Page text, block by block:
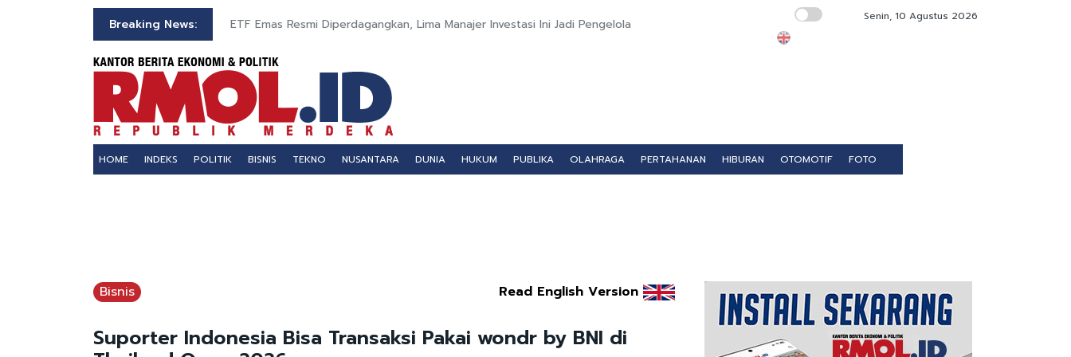
Breaking News: ETF Emas Resmi Diperdagangkan, Lima Manajer Investasi Ini Jadi Pengelola Mojtaba Khamenei Perdana Muncul ke
Senin, 10 Agustus 2026
HOME INDEKS POLITIK BISNIS TEKNO NUSANTARA DUNIA HUKUM PUBLIKA OLAHRAGA PERTAHANAN HIBURAN OTOMOTIF FOTO
Bisnis Read English Version
Suporter Indonesia Bisa Transaksi Pakai wondr by BNI di